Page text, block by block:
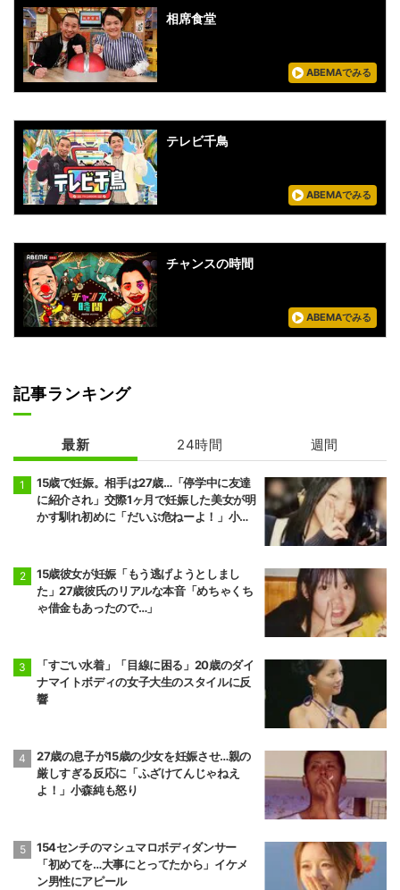
相席食堂
ABEMAでみる
テレビ千鳥
ABEMAでみる
チャンスの時間
ABEMAでみる
記事ランキング
最新 24時間 週間
15歳で妊娠。相手は27歳…「停学中に友達
に紹介され」交際1ヶ月で妊娠した美女が明
かす馴れ初めに「だいぶ危ねーよ！」小森
15歳彼女が妊娠「もう逃げようとしまし
た」27歳彼氏のリアルな本音「めちゃくち
ゃ借金もあったので…」
「すごい水着」「目線に困る」20歳のダイ
ナマイトボディの女子大生のスタイルに反
響
27歳の息子が15歳の少女を妊娠させ…親の
厳しすぎる反応に「ふざけてんじゃねえ
よ！」小森純も怒り
154センチのマシュマロボディダンサー
「初めてを…大事にとってたから」イケメ
ン男性にアピール